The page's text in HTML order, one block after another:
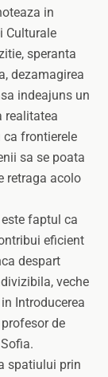
in
Culturale
speranta
dezamagirea
indeajuns un
realitatea
ca frontierele
sa se poata
retraga acolo
faptul ca
eficient
despart
veche
Introducerea
de
spatiului prin